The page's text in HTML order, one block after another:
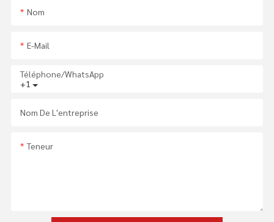
Nom
E-Mail
+1
Téléphone/WhatsApp
Nom De L'entreprise
Teneur